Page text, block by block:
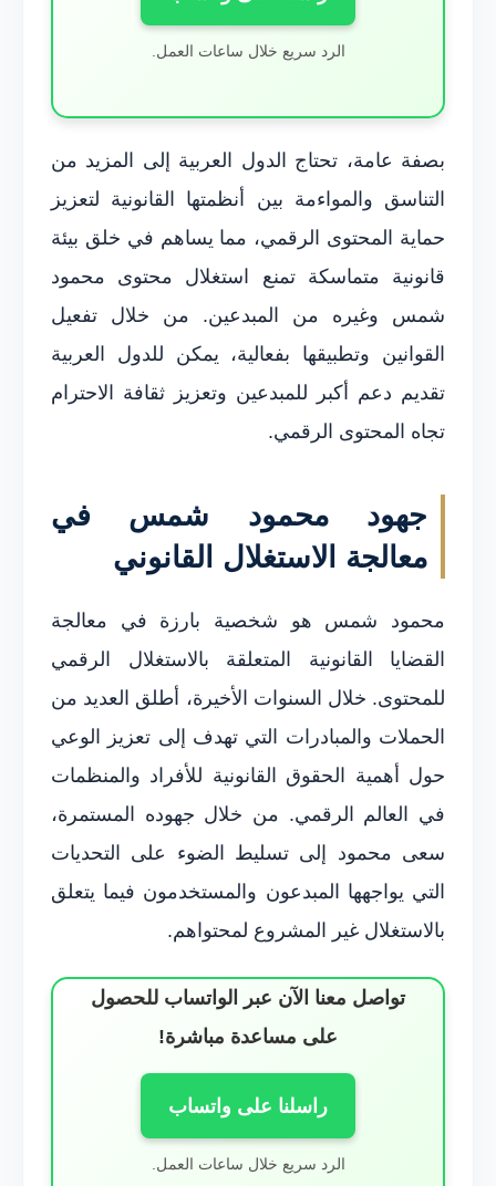
الرد سريع خلال ساعات العمل.
بصفة عامة، تحتاج الدول العربية إلى المزيد من
التناسق والمواءمة بين أنظمتها القانونية لتعزيز
حماية المحتوى الرقمي، مما يساهم في خلق بيئة
قانونية متماسكة تمنع استغلال محتوى محمود
شمس وغيره من المبدعين. من خلال تفعيل
القوانين وتطبيقها بفعالية، يمكن للدول العربية
تقديم دعم أكبر للمبدعين وتعزيز ثقافة الاحترام
تجاه المحتوى الرقمي.
جهود محمود شمس في
معالجة الاستغلال القانوني
محمود شمس هو شخصية بارزة في معالجة
القضايا القانونية المتعلقة بالاستغلال الرقمي
للمحتوى. خلال السنوات الأخيرة، أطلق العديد من
الحملات والمبادرات التي تهدف إلى تعزيز الوعي
حول أهمية الحقوق القانونية للأفراد والمنظمات
في العالم الرقمي. من خلال جهوده المستمرة،
سعى محمود إلى تسليط الضوء على التحديات
التي يواجهها المبدعون والمستخدمون فيما يتعلق
بالاستغلال غير المشروع لمحتواهم.
تواصل معنا الآن عبر الواتساب للحصول
على مساعدة مباشرة!
راسلنا على واتساب
الرد سريع خلال ساعات العمل.